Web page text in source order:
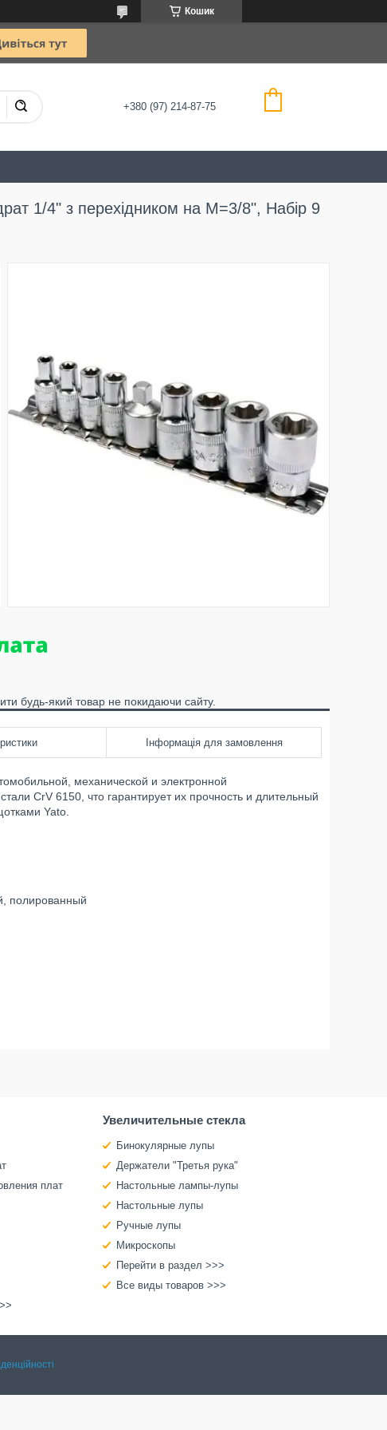
Кошик
+380 (97) 214-87-75
1/4" з перехідником на M=3/8", Набір 9
будь-який товар не покидаючи сайту.
Інформація для замовлення
механической и электронной
CrV 6150, что гарантирует их прочность и длительный
Yato.
полированный
плат
Увеличительные стекла
Бинокулярные лупы
Держатели "Третья рука"
Настольные лампы-лупы
Настольные лупы
Ручные лупы
Микроскопы
Перейти в раздел >>>
Все виды товаров >>>